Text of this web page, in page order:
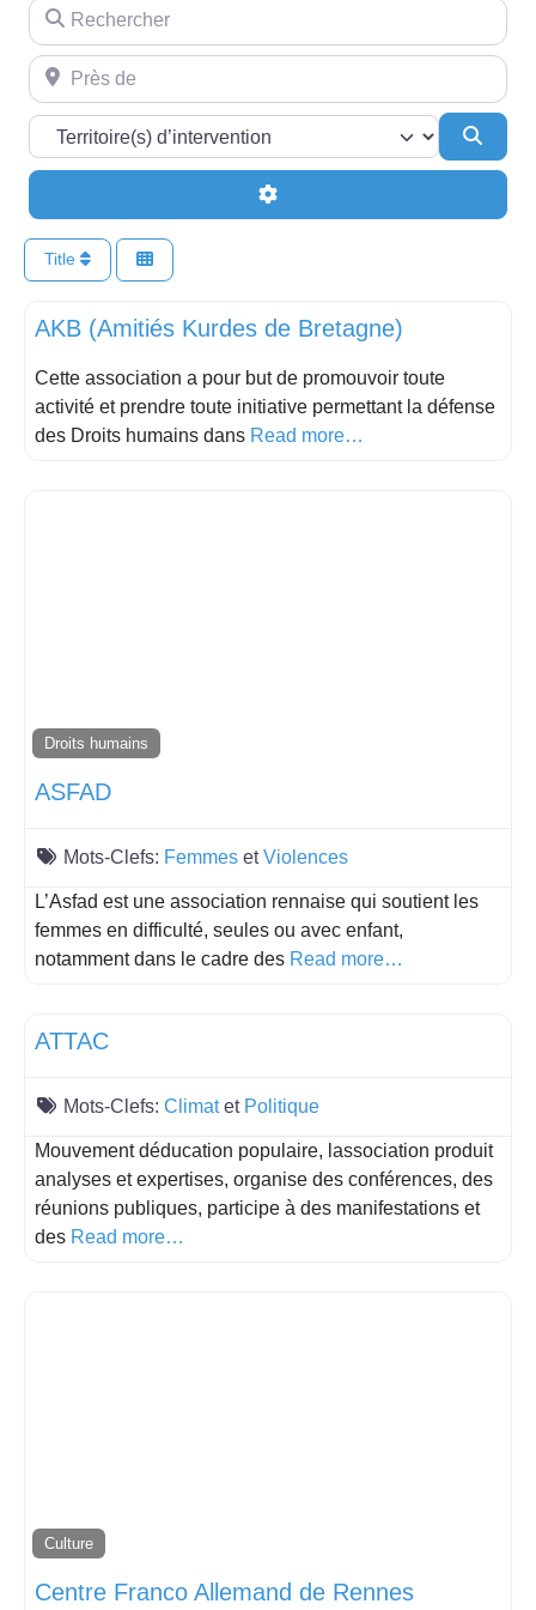
Rechercher
Près de
Advanced Filters
Title
Activités
AKB (Amitiés Kurdes de Bretagne)
Cette association a pour but de promouvoir toute
activité et prendre toute initiative permettant la défense
des Droits humains dans Read more…
Droits humains
ASFAD
Mots-Clefs: Femmes etViolences
L’Asfad est une association rennaise qui soutient les
femmes en difficulté, seules ou avec enfant,
notamment dans le cadre des Read more…
ATTAC
Mots-Clefs: Climatet Politique
Mouvement déducation populaire, lassociation produit
analyses et expertises, organise des conférences, des
réunions publiques, participe à des manifestations et
des Read more…
Culture
Centre Franco Allemand de Rennes